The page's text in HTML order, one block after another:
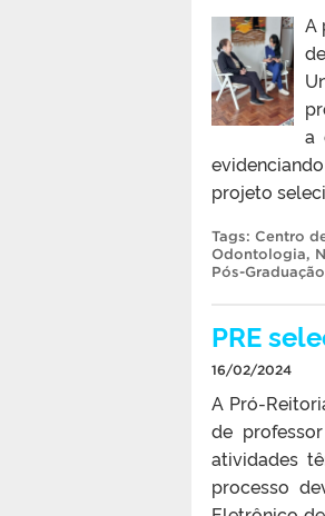
A
a
projeto
Tags: Centro
Odontologia,
Pós-
PRE
16/02/2024
A Pró-
de
atividades
processo